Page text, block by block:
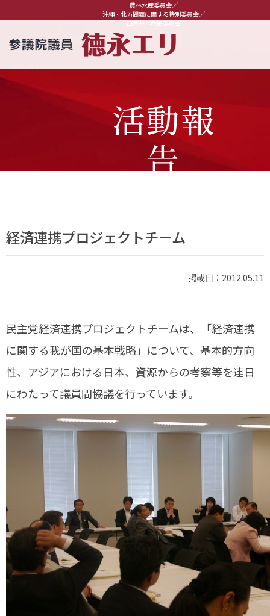
農林水産委員会／
沖縄・北方問題に関する特別委員会／
国家基本政策委員会
活動報
告
経済連携プロジェクトチーム
掲載日：2012.05.11
民主党経済連携プロジェクトチームは、「経済連携
に関する我が国の基本戦略」について、基本的方向
性、アジアにおける日本、資源からの考察等を連日
にわたって議員間協議を行っています。